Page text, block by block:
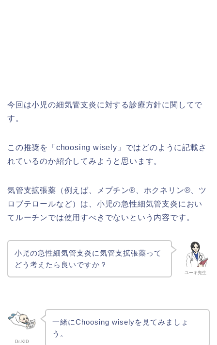
今回は小児の細気管支炎に対する診療方針に関してで
す。
この推奨を「choosing wisely」ではどのように記載さ
れているのか紹介してみようと思います。
気管支拡張薬（例えば、メプチン®︎、ホクネリン®︎、ツ
ロブテロールなど）は、小児の急性細気管支炎におい
てルーチンでは使用すべきでないという内容です。
ユーキ先生
小児の急性細気管支炎に気管支拡張薬って
どう考えたら良いですか？
Dr.KID
一緒にChoosing wiselyを見てみましょ
う。